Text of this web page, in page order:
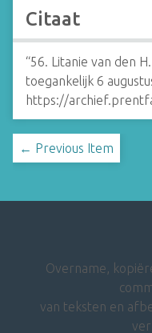
Citaat
“56. Litanie van den
toegankelijk 6
https://
← Previous Item
Overname,
van teksten en